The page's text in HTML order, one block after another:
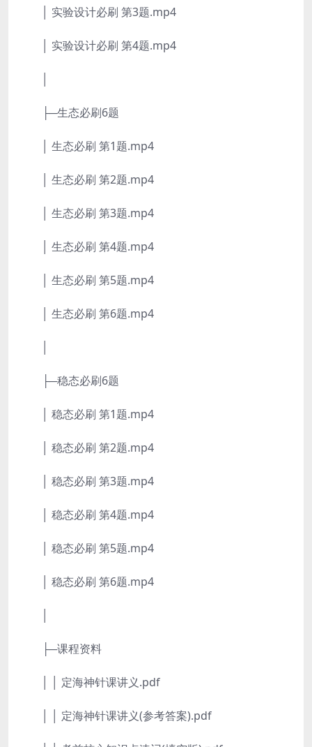
│ 实验设计必刷 第3题.mp4
│ 实验设计必刷 第4题.mp4
├─生态必刷6题
│ 生态必刷 第1题.mp4
│ 生态必刷 第2题.mp4
│ 生态必刷 第3题.mp4
│ 生态必刷 第4题.mp4
│ 生态必刷 第5题.mp4
│ 生态必刷 第6题.mp4
├─稳态必刷6题
│ 稳态必刷 第1题.mp4
│ 稳态必刷 第2题.mp4
│ 稳态必刷 第3题.mp4
│ 稳态必刷 第4题.mp4
│ 稳态必刷 第5题.mp4
│ 稳态必刷 第6题.mp4
├─课程资料
│ │ 定海神针课讲义.pdf
│ │ 定海神针课讲义(参考答案).pdf